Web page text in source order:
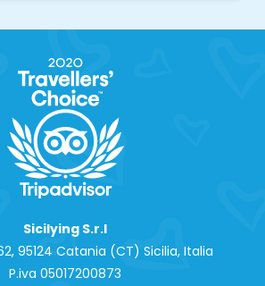
Sicilying S.r.l
95124 Catania (CT) Sicilia, Italia
P.iva 0‍5017200873